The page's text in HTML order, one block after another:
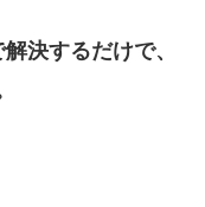
決するだけで、